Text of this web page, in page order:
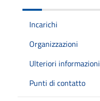
Incarichi
Organizzazioni
Ulteriori informazioni
Punti di contatto